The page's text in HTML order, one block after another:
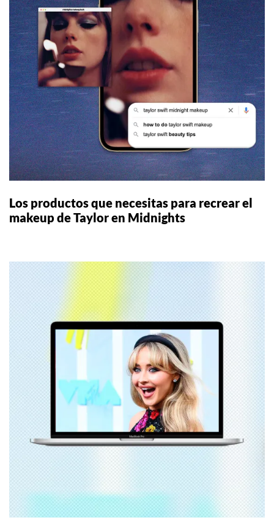
Los productos que necesitas para recrear el
makeup de Taylor en Midnights